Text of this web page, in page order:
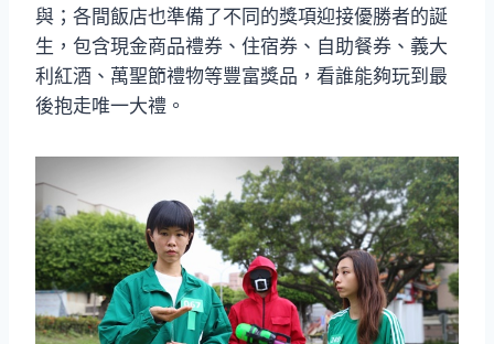
與；各間飯店也準備了不同的獎項迎接優勝者的誕
生，包含現金商品禮券、住宿券、自助餐券、義大
利紅酒、萬聖節禮物等豐富獎品，看誰能夠玩到最
後抱走唯一大禮。